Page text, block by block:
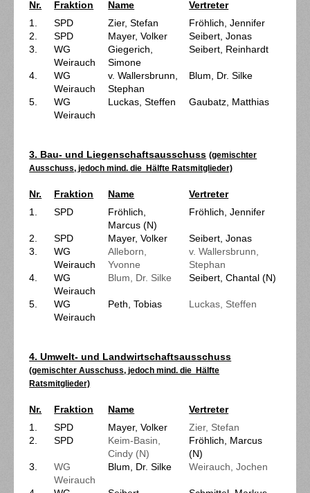
Nr. Fraktion Name
Vertreter
1.
SPD Zier, Stefan
Fröhlich, Jennifer
2.
SPD Mayer, Volker
Seibert, Jonas
3.
WG
Weirauch
Giegerich,
Simone
Seibert, Reinhardt
4.
WG
Weirauch
v. Wallersbrunn,
Stephan
Blum, Dr. Silke
5.
WG
Weirauch
Luckas, Steffen Gaubatz, Matthias
3. Bau- und Liegenschaftsausschuss (gemischter
Ausschuss, jedoch mind. die Hälfte Ratsmitglieder)
Nr. Fraktion Name
Vertreter
1.
SPD
Fröhlich,
Marcus (N)
Fröhlich, Jennifer
2. SPD Mayer, Volker
Seibert, Jonas
3.
WG
Weirauch
Alleborn,
Yvonne
v. Wallersbrunn,
Stephan
4.
WG
Weirauch
Blum, Dr. Silke Seibert, Chantal (N)
5.
WG
Weirauch
Peth, Tobias Luckas, Steffen
4. Umwelt- und Landwirtschaftsausschuss
(gemischter Ausschuss, jedoch mind. die Hälfte
Ratsmitglieder)
Nr. Fraktion Name
Vertreter
1.
SPD Mayer, Volker
Zier, Stefan
2.
SPD
Keim-Basin,
Cindy (N)
Fröhlich, Marcus
(N)
3.
WG
Weirauch
Blum, Dr. Silke Weirauch, Jochen